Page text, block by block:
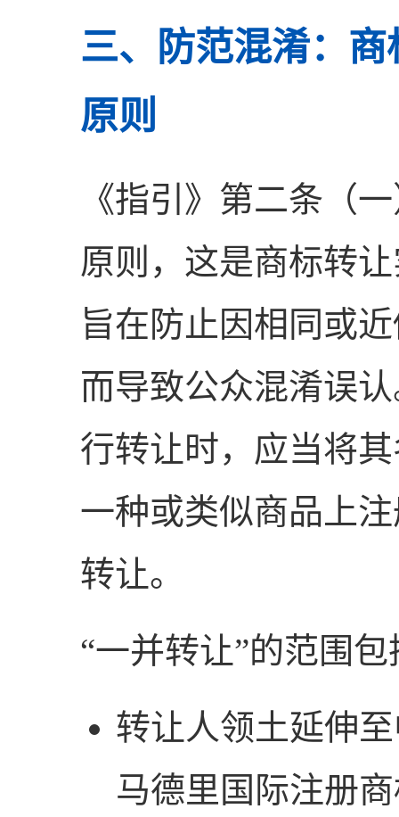
三、防范混淆：
原则
《指引》第二条（
原则，这是商标转
旨在防止因相同或
而导致公众混淆误
行转让时，应当将
一种或类似商品上
转让。
“一并转让”的范围包
转让人领土延伸
马德里国际注册